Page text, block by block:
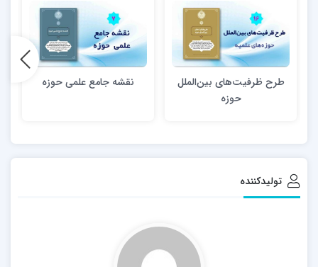
طرح ظرفیت‌های بین‌الملل
حوزه
نقشه جامع علمی حوزه
تولیدکننده